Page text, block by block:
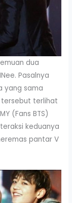
dua
Pasalnya
yang sama
tersebut terlihat
(Fans BTS)
keduanya
pantar V